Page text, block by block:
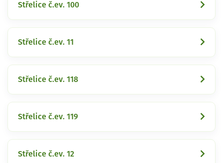
Střelice č.ev. 100
Střelice č.ev. 11
Střelice č.ev. 118
Střelice č.ev. 119
Střelice č.ev. 12